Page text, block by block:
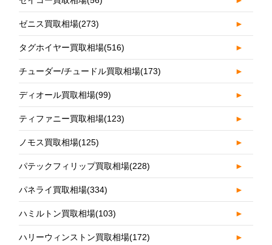
ゼニス買取相場(273) ►
タグホイヤー買取相場(516) ►
チューダー/チュードル買取相場(173) ►
ディオール買取相場(99) ►
ティファニー買取相場(123) ►
ノモス買取相場(125) ►
パテックフィリップ買取相場(228) ►
パネライ買取相場(334) ►
ハミルトン買取相場(103) ►
ハリーウィンストン買取相場(172) ►